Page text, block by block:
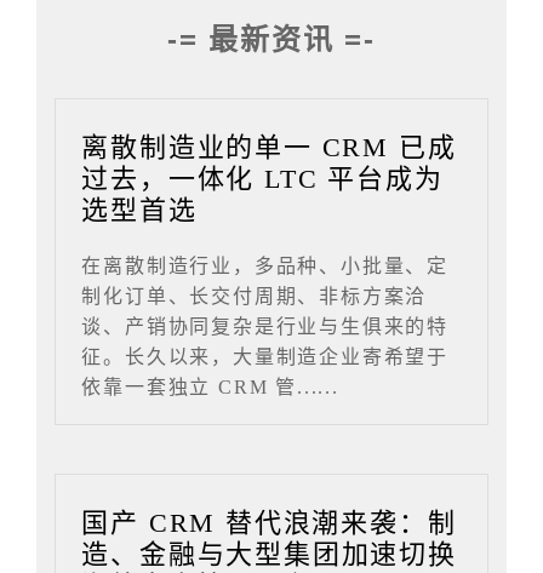
-= 最新资讯 =-
离散制造业的单一 CRM 已成
过去，一体化 LTC 平台成为
选型首选
在离散制造行业，多品种、小批量、定
制化订单、长交付周期、非标方案洽
谈、产销协同复杂是行业与生俱来的特
征。长久以来，大量制造企业寄希望于
依靠一套独立 CRM 管......
国产 CRM 替代浪潮来袭：制
造、金融与大型集团加速切换